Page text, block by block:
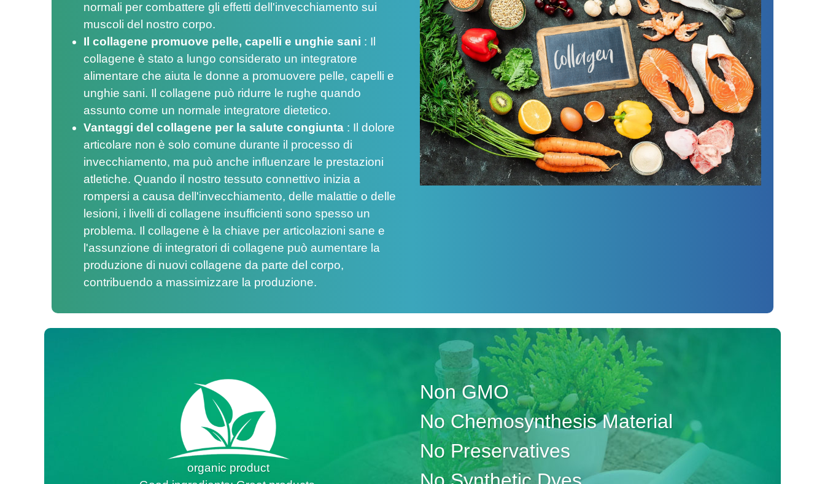
normali per combattere gli effetti dell'invecchiamento sui
muscoli del nostro corpo.
Il collagene promuove pelle, capelli e unghie sani : Il
collagene è stato a lungo considerato un integratore
alimentare che aiuta le donne a promuovere pelle, capelli e
unghie sani. Il collagene può ridurre le rughe quando
assunto come un normale integratore dietetico.
Vantaggi del collagene per la salute congiunta : Il dolore
articolare non è solo comune durante il processo di
invecchiamento, ma può anche influenzare le prestazioni
atletiche. Quando il nostro tessuto connettivo inizia a
rompersi a causa dell'invecchiamento, delle malattie o delle
lesioni, i livelli di collagene insufficienti sono spesso un
problema. Il collagene è la chiave per articolazioni sane e
l'assunzione di integratori di collagene può aumentare la
produzione di nuovi collagene da parte del corpo,
contribuendo a massimizzare la produzione.
organic product
Non GMO
No Chemosynthesis Material
No Preservatives